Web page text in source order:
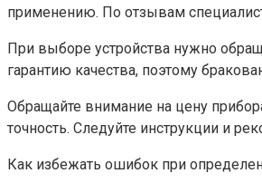
применению. По отзывам
При выборе устройства нужно
гарантию качества, поэтому
Обращайте внимание на цену
точность. Следуйте инструкции и
Как избежать ошибок при